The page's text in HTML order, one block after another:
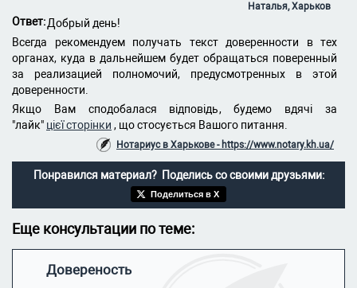
Наталья, Харьков
Ответ:Добрый день!
Всегда рекомендуем получать текст доверенности в тех
органах, куда в дальнейшем будет обращаться поверенный
за реализацией полномочий, предусмотренных в этой
доверенности.
Якщо Вам сподобалася відповідь, будемо вдячі за
"лайк" цієї сторінки , що стосується Вашого питання.
Нотариус в Харькове - https://www.notary.kh.ua/
Понравился материал? Поделись со своими друзьями:
Поделиться в X
Еще консультации по теме:
Довереность